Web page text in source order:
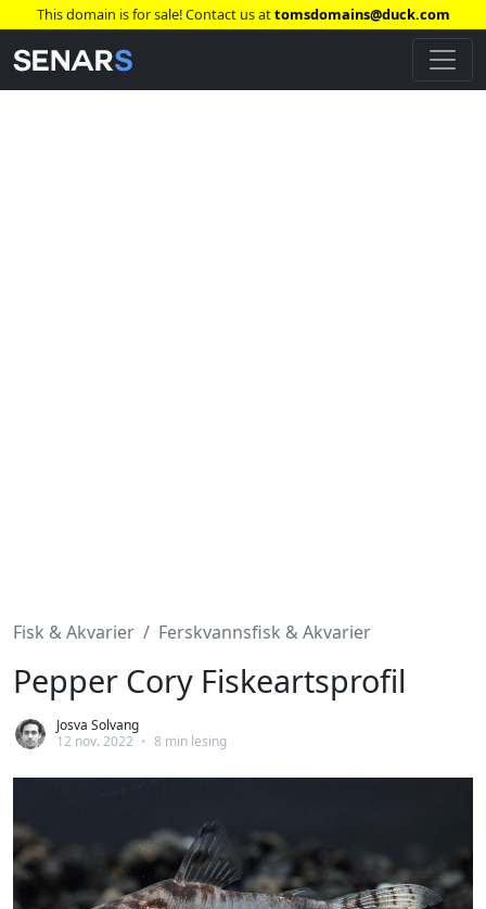
This domain is for sale! Contact us attomsdomains@duck.com
Fisk & Akvarier Ferskvannsfisk & Akvarier
Pepper Cory Fiskeartsprofil
Josva Solvang
12 nov. 2022 • 8 min lesing